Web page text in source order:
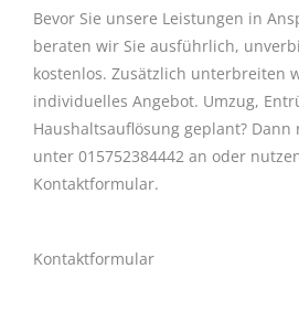
Bevor Sie unsere Leistungen in
beraten wir Sie ausführlich,
kostenlos. Zusätzlich unterbreiten
individuelles Angebot. Umzug,
Haushaltsauflösung geplant? Dann
unter 015752384442 an oder
Kontaktformular.
Kontaktformular